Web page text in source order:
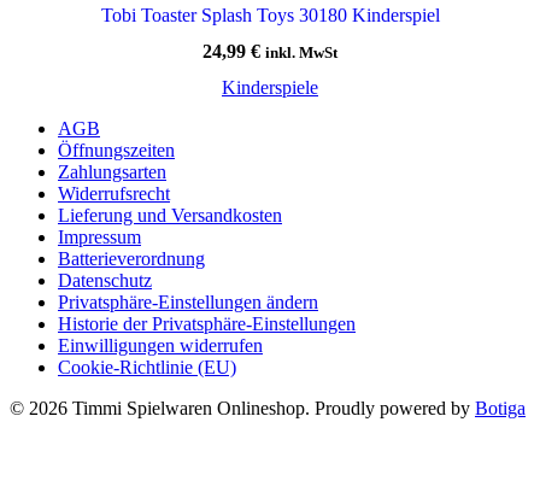
Tobi Toaster Splash Toys 30180 Kinderspiel
24,99 € inkl. MwSt
Kinderspiele
AGB
Öffnungszeiten
Zahlungsarten
Widerrufsrecht
Lieferung und Versandkosten
Impressum
Batterieverordnung
Datenschutz
Privatsphäre-Einstellungen ändern
Historie der Privatsphäre-Einstellungen
Einwilligungen widerrufen
Cookie-Richtlinie (EU)
© 2026 Timmi Spielwaren Onlineshop. Proudly powered by Botiga